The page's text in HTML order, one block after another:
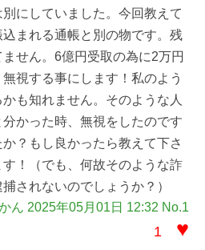
にしていました。今回教えて
まれる通帳と別の物です。残
せん。6億円受取の為に2万円
視する事にします！私のよう
も知れません。そのような人
かった時、無視をしたのです
？もし良かったら教えて下さ
！（でも、何故そのような詐
されないのでしょうか？）
ん 2025年05月01日 12:32 No.1
1 ♥